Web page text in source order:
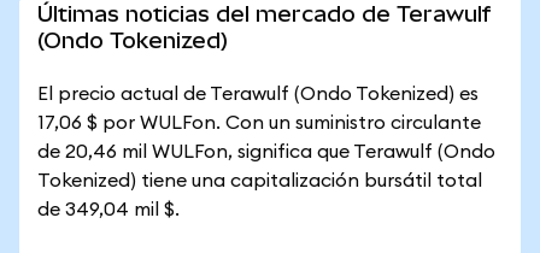
Últimas noticias del mercado de Terawulf
(Ondo Tokenized)
El precio actual de Terawulf (Ondo Tokenized) es
17,06 $ por WULFon. Con un suministro circulante
de 20,46 mil WULFon, significa que Terawulf (Ondo
Tokenized) tiene una capitalización bursátil total
de 349,04 mil $.